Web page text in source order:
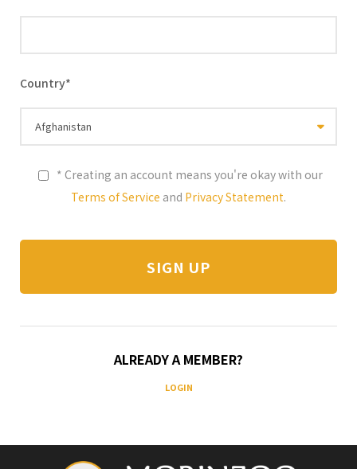
Country*
* Creating an account means you're okay with our
Terms of Service and Privacy Statement.
ALREADY A MEMBER?
LOGIN